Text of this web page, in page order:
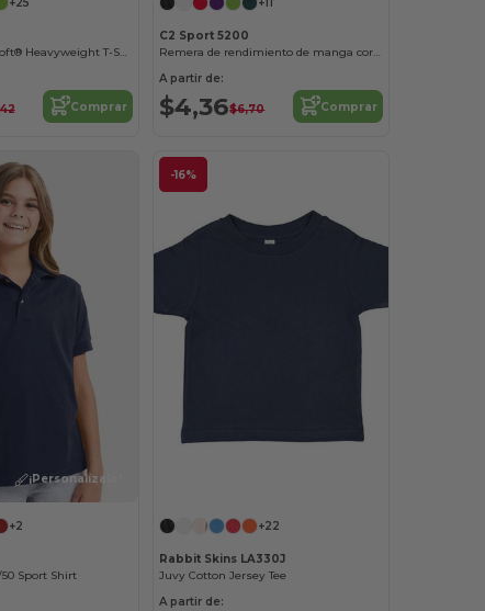
+25
Youth ComfortSoft® Heavyweight T-Shirt
Comprar
+11
C2 Sport 5200
Remera de rendimiento de manga corta para jóvenes
A partir de:
$4,36$6,70 Comprar
¡Personalízalo!
+2
Sport Shirt
-16%
+22
Rabbit Skins LA330J
Juvy Cotton Jersey Tee
A partir de: